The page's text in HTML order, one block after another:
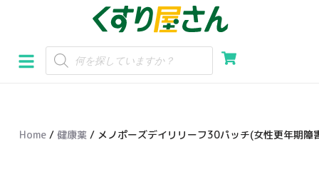
ン
テ
スHome / 健康薬 / メノポーズデイリリーフ30パッチ(女性更年期障